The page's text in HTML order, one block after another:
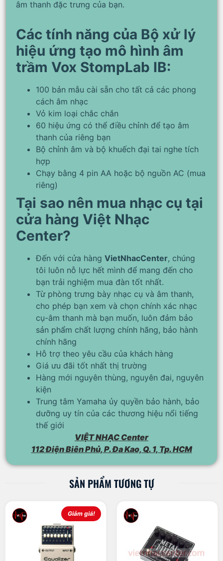
âm thanh đặc trưng của bạn.
Các tính năng của Bộ xử lý
hiệu ứng tạo mô hình âm
trầm Vox StompLab IB:
100 bản mẫu cài sẵn cho tất cả các phong
cách âm nhạc
Vỏ kim loại chắc chắn
60 hiệu ứng có thể điều chỉnh để tạo âm
thanh của riêng bạn
Bộ chỉnh âm và bộ khuếch đại tai nghe tích
hợp
Chạy bằng 4 pin AA hoặc bộ nguồn AC (mua
riêng)
Tại sao nên mua nhạc cụ tại
cửa hàng Việt Nhạc
Center?
Đến với cửa hàng VietNhacCenter, chúng
tôi luôn nỗ lực hết mình để mang đến cho
bạn trải nghiệm mua đàn tốt nhất.
Từ phòng trưng bày nhạc cụ và âm thanh,
cho phép bạn xem và chọn chính xác nhạc
cụ-âm thanh mà bạn muốn, luôn đảm bảo
sản phẩm chất lượng chính hãng, bảo hành
chính hãng
Hỗ trợ theo yêu cầu của khách hàng
Giá ưu đãi tốt nhất thị trường
Hàng mới nguyên thùng, nguyên đai, nguyên
kiện
Trung tâm Yamaha ủy quyền bảo hành, bảo
dưỡng uy tín của các thương hiệu nổi tiếng
thế giới
VIỆT NHẠC Center
112 Điện Biên Phủ, P. Đa Kao, Q. 1, Tp. HCM
SẢN PHẨM TƯƠNG TỰ
Giảm giá!